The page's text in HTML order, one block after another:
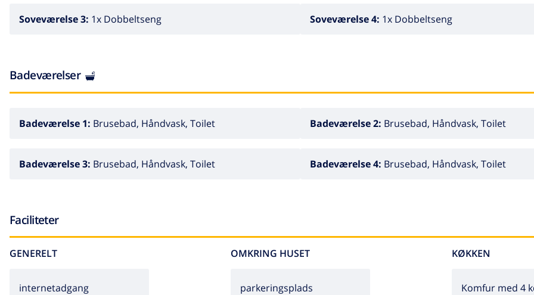
Soveværelse 3: 1x Dobbeltseng Soveværelse 4: 1x Dobbeltseng
Badeværelser
Badeværelse 1: Brusebad, Håndvask, Toilet Badeværelse 2: Brusebad, Håndvask, Toilet
Badeværelse 3: Brusebad, Håndvask, Toilet Badeværelse 4: Brusebad, Håndvask, Toilet
Faciliteter
GENERELT
internetadgang
OMKRING HUSET
parkeringsplads
KØKKEN
Komfur med 4